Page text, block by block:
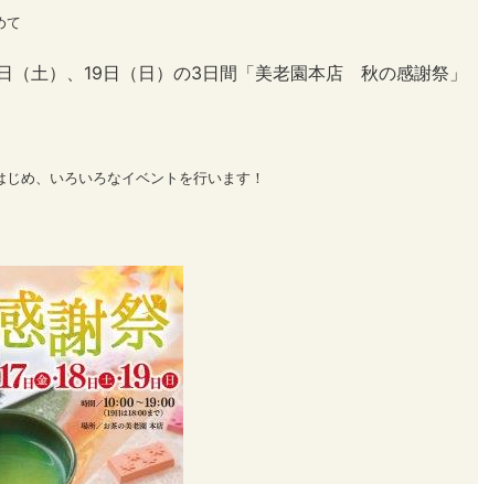
て
（土）、19日（日）の3日間「美老園本店 秋の感謝祭」
め、いろいろなイベントを行います！